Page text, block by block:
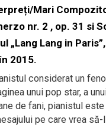
Mari
nr. 2 , op. 31 si
„Lang Lang in
2015.
considerat un
unui pop star, a
de fani, pianistul este
pe care vrea să-